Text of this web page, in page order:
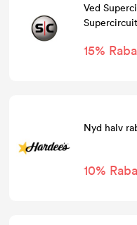
Ved
15%
Nyd halv
10%